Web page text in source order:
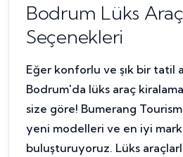
Bodrum Lüks
Seçenekleri
Eğer konforlu ve şık bir tatil
Bodrum'da lüks araç
size göre! Bumerang
yeni modelleri ve en iyi
buluşturuyoruz. Lüks